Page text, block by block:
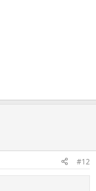
#12